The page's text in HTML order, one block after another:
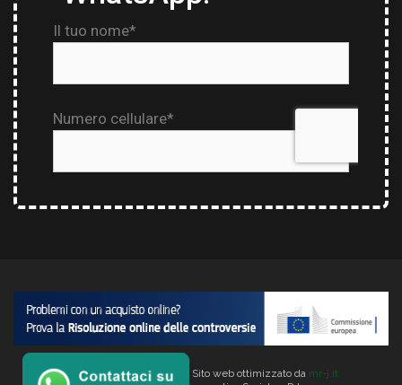
Copyright © 2026 Verlata. Sito web ottimizzato da mr-j.it